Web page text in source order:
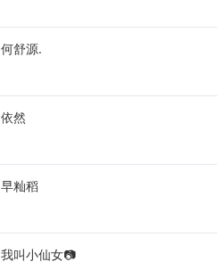
何舒源.
依然
早籼稻
我叫小仙女📷